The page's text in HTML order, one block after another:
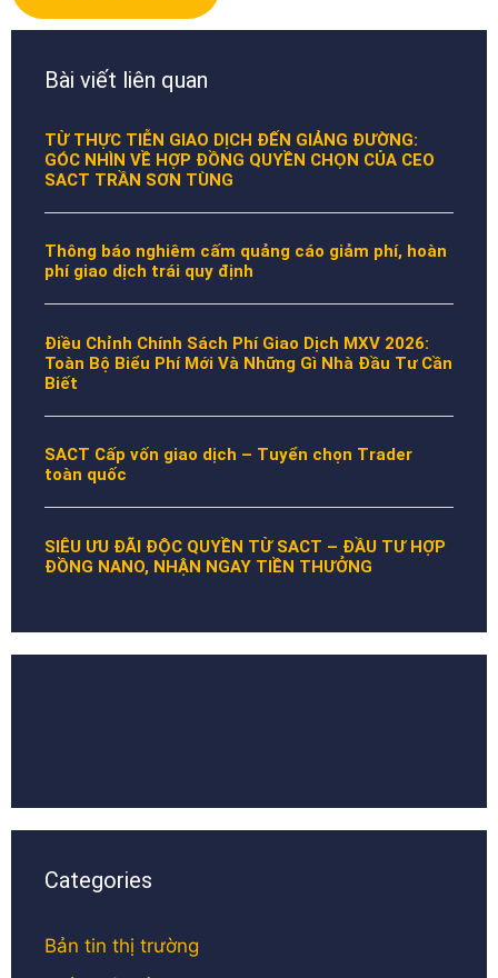
Bài viết liên quan
TỪ THỰC TIỄN GIAO DỊCH ĐẾN GIẢNG ĐƯỜNG:
GÓC NHÌN VỀ HỢP ĐỒNG QUYỀN CHỌN CỦA CEO
SACT TRẦN SƠN TÙNG
Thông báo nghiêm cấm quảng cáo giảm phí, hoàn
phí giao dịch trái quy định
Điều Chỉnh Chính Sách Phí Giao Dịch MXV 2026:
Toàn Bộ Biểu Phí Mới Và Những Gì Nhà Đầu Tư Cần
Biết
SACT Cấp vốn giao dịch – Tuyển chọn Trader
toàn quốc
SIÊU ƯU ĐÃI ĐỘC QUYỀN TỪ SACT – ĐẦU TƯ HỢP
ĐỒNG NANO, NHẬN NGAY TIỀN THƯỞNG
Categories
Bản tin thị trường